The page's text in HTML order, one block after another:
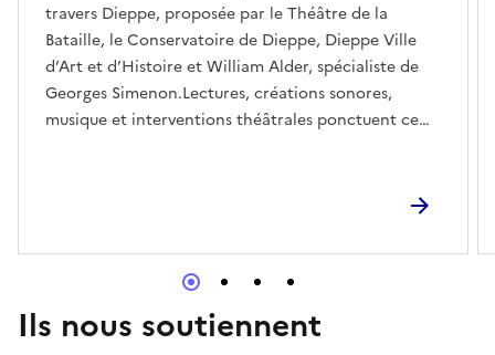
travers Dieppe, proposée par le Théâtre de la
Bataille, le Conservatoire de Dieppe, Dieppe Ville
d’Art et d’Histoire et William Alder, spécialiste de
Georges Simenon.Lectures, créations sonores,
musique et interventions théâtrales ponctuent ce
du patrimoine 2026.Rendez-vous devant l'Office de
Ils nous soutiennent